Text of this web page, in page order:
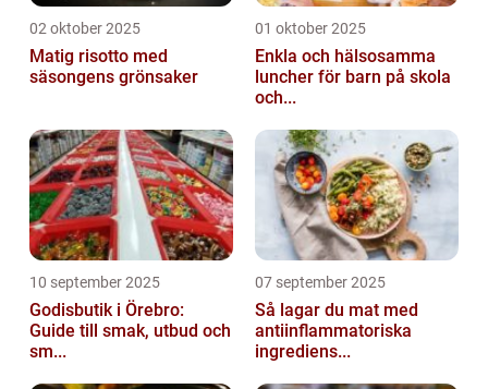
02 oktober 2025
Matig risotto med
säsongens grönsaker
01 oktober 2025
Enkla och hälsosamma
luncher för barn på skola
och...
10 september 2025
Godisbutik i Örebro:
Guide till smak, utbud och
sm...
07 september 2025
Så lagar du mat med
antiinflammatoriska
ingrediens...